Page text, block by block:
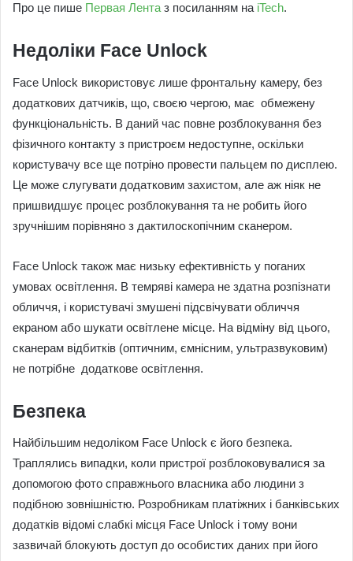
Про це пише Первая Лента з посиланням на iTech.
Недоліки Face Unlock
Face Unlock використовує лише фронтальну камеру, без
додаткових датчиків, що, своєю чергою, має обмежену
функціональність. В даний час повне розблокування без
фізичного контакту з пристроєм недоступне, оскільки
користувачу все ще потріно провести пальцем по дисплею.
Це може слугувати додатковим захистом, але аж ніяк не
пришвидшує процес розблокування та не робить його
зручнішим порівняно з дактилоскопічним сканером.
Face Unlock також має низьку ефективність у поганих
умовах освітлення. В темряві камера не здатна розпізнати
обличчя, і користувачі змушені підсвічувати обличчя
екраном або шукати освітлене місце. На відміну від цього,
сканерам відбитків (оптичним, ємнісним, ультразвуковим)
не потрібне додаткове освітлення.
Безпека
Найбільшим недоліком Face Unlock є його безпека.
Траплялись випадки, коли пристрої розблоковувалися за
допомогою фото справжнього власника або людини з
подібною зовнішністю. Розробникам платіжних і банківських
додатків відомі слабкі місця Face Unlock і тому вони
зазвичай блокують доступ до особистих даних при його